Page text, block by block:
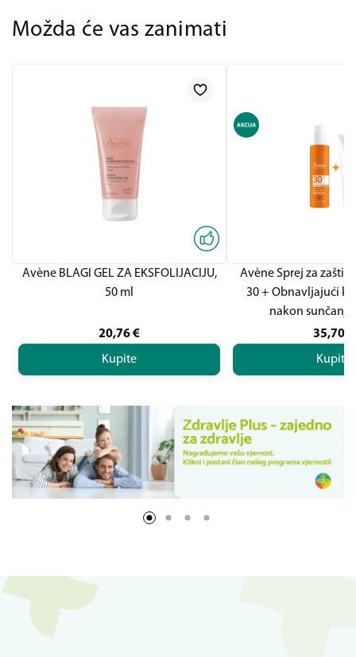
Možda će vas zanimati
Avène BLAGI GEL ZA EKSFOLIJACIJU,
50 ml
20,76€
Kupite
Avène Sprej za
30 + Obnavljajući
nakon sunčanja
35,70
Kupite